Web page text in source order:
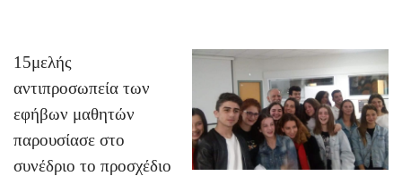
15μελής
αντιπροσωπεία των
εφήβων μαθητών
παρουσίασε στο
συνέδριο το προσχέδιο